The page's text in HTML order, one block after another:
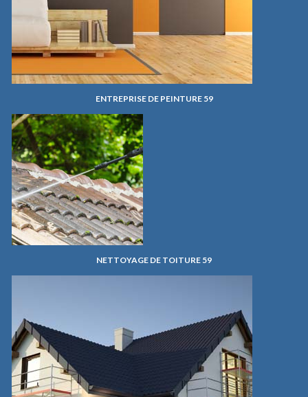
ENTREPRISE DE PEINTURE 59
NETTOYAGE DE TOITURE 59